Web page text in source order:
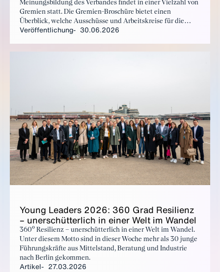
Meinungsbildung des Verbandes findet in einer Vielzahl von
Gremien statt. Die Gremien-Broschüre bietet einen
Überblick, welche Ausschüsse und Arbeitskreise für die
Positionierung des BDI verantwortlich sind und welche
Veröffentlichung 30.06.2026
Young Lea­ders 2026: 360 Grad Re­si­li­enz
– un­er­schüt­ter­lich in ei­ner Welt im Wan­del
360° Resilienz – unerschütterlich in einer Welt im Wandel.
Unter diesem Motto sind in dieser Woche mehr als 30 junge
Führungskräfte aus Mittelstand, Beratung und Industrie
nach Berlin gekommen.
Artikel 27.03.2026